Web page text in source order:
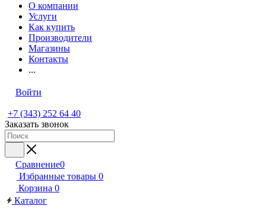
О компании
Услуги
Как купить
Производители
Магазины
Контакты
...
Войти
+7 (343) 252 64 40
Заказать звонок
Сравнение0
Избранные товары 0
Корзина 0
Каталог